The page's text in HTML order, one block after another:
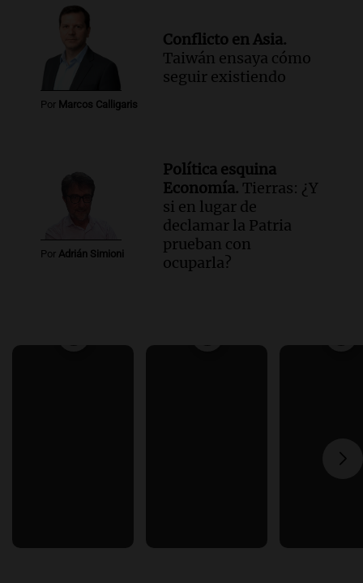
Por Marcos Calligaris
Conflicto en Asia.
Taiwán ensaya cómo
seguir existiendo
Por Adrián Simioni
Política esquina
Economía. Tierras: ¿Y
si en lugar de
declamar la Patria
prueban con
ocuparla?